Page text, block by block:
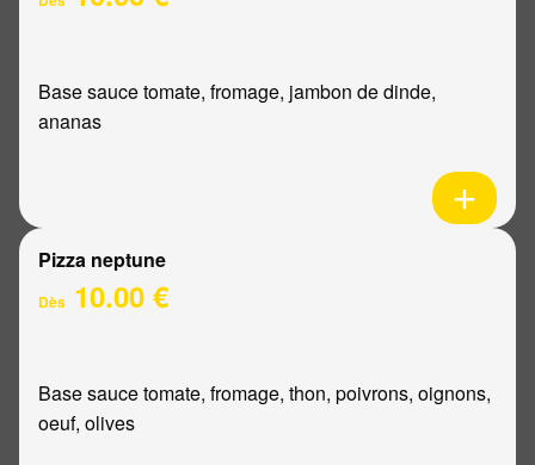
Base sauce tomate, fromage, jambon de dinde,
ananas
Pizza neptune
Dès 10.00 €
Base sauce tomate, fromage, thon, poivrons, oignons,
oeuf, olives